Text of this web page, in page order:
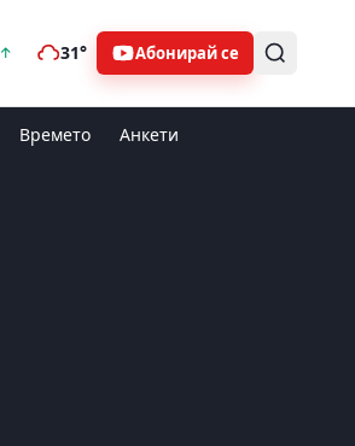
↑ 31° Абонирай се
Времето Анкети